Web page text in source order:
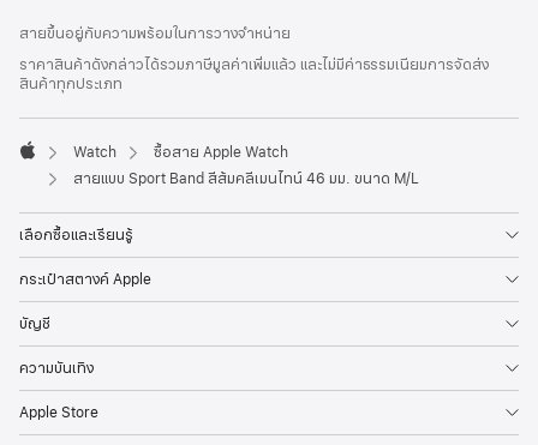
ส่วน
ท้าย
กระดาษ
เชิงอรรถ
สายขึ้นอยู่กับความพร้อมในการวางจำหน่าย
ราคาสินค้าดังกล่าวได้รวมภาษีมูลค่าเพิ่มแล้ว และไม่มีค่าธรรมเนียมการจัดส่ง
สินค้าทุกประเภท
Apple
Watch
ซื้อสาย Apple Watch
สายแบบ Sport Band สีส้มคลีเมนไทน์ 46 มม. ขนาด M/L
เลือกซื้อและเรียนรู้
กระเป๋าสตางค์ Apple
บัญชี
ความบันเทิง
Apple Store